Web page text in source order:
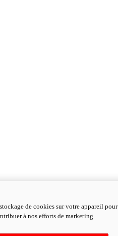
de cookies sur votre appareil pour
à nos efforts de marketing.